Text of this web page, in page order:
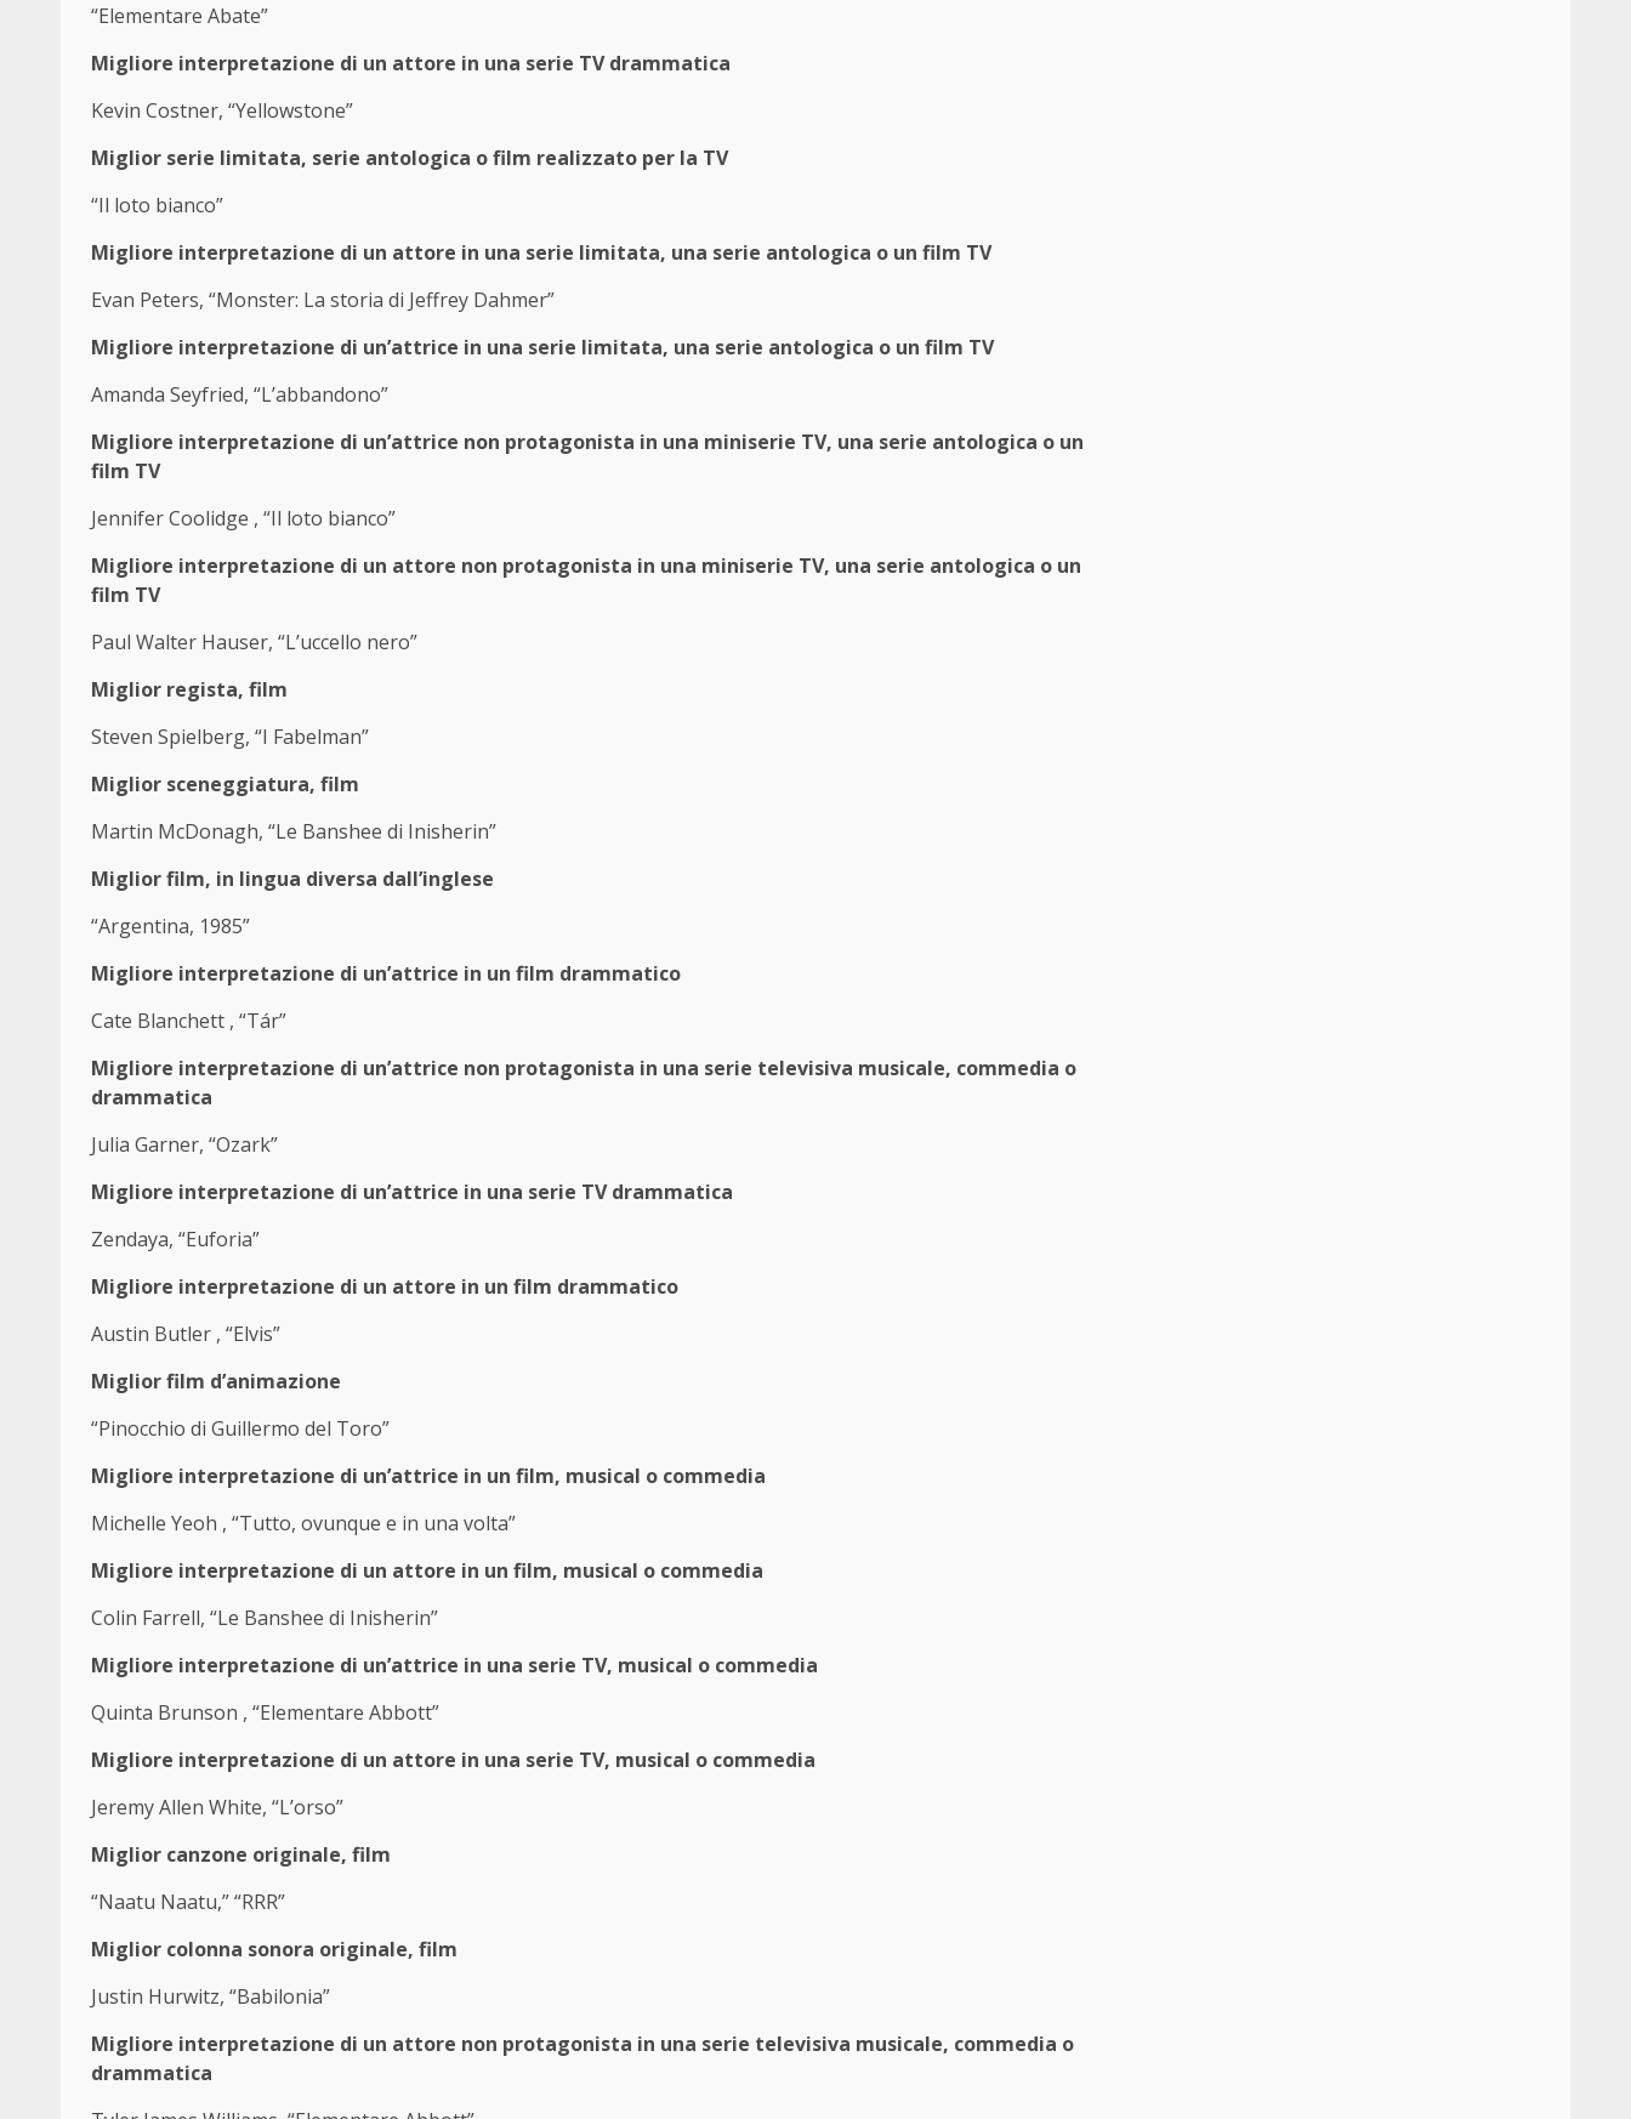
“Elementare Abate”
Migliore interpretazione di un attore in una serie TV drammatica
Kevin Costner, “Yellowstone”
Miglior serie limitata, serie antologica o film realizzato per la TV
“Il loto bianco”
Migliore interpretazione di un attore in una serie limitata, una serie antologica o un film TV
Evan Peters, “Monster: La storia di Jeffrey Dahmer”
Migliore interpretazione di un’attrice in una serie limitata, una serie antologica o un film TV
Amanda Seyfried, “L’abbandono”
Migliore interpretazione di un’attrice non protagonista in una miniserie TV, una serie antologica o un
film TV
Jennifer Coolidge , “Il loto bianco”
Migliore interpretazione di un attore non protagonista in una miniserie TV, una serie antologica o un
film TV
Paul Walter Hauser, “L’uccello nero”
Miglior regista, film
Steven Spielberg, “I Fabelman”
Miglior sceneggiatura, film
Martin McDonagh, “Le Banshee di Inisherin”
Miglior film, in lingua diversa dall’inglese
“Argentina, 1985”
Migliore interpretazione di un’attrice in un film drammatico
Cate Blanchett , “Tár”
Migliore interpretazione di un’attrice non protagonista in una serie televisiva musicale, commedia o
drammatica
Julia Garner, “Ozark”
Migliore interpretazione di un’attrice in una serie TV drammatica
Zendaya, “Euforia”
Migliore interpretazione di un attore in un film drammatico
Austin Butler , “Elvis”
Miglior film d’animazione
“Pinocchio di Guillermo del Toro”
Migliore interpretazione di un’attrice in un film, musical o commedia
Michelle Yeoh , “Tutto, ovunque e in una volta”
Migliore interpretazione di un attore in un film, musical o commedia
Colin Farrell, “Le Banshee di Inisherin”
Migliore interpretazione di un’attrice in una serie TV, musical o commedia
Quinta Brunson , “Elementare Abbott”
Migliore interpretazione di un attore in una serie TV, musical o commedia
Jeremy Allen White, “L’orso”
Miglior canzone originale, film
“Naatu Naatu,” “RRR”
Miglior colonna sonora originale, film
Justin Hurwitz, “Babilonia”
Migliore interpretazione di un attore non protagonista in una serie televisiva musicale, commedia o
drammatica